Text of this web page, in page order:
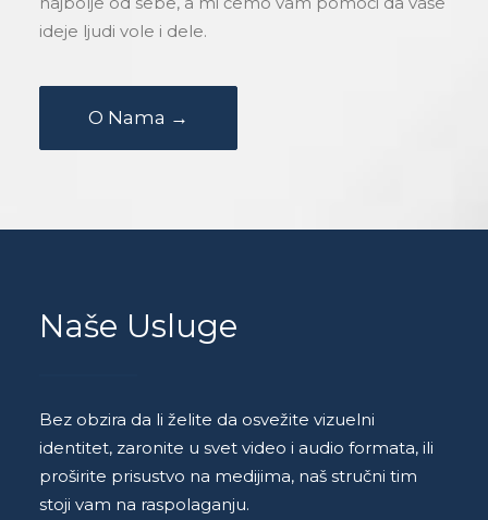
ideje ljudi vole i dele.
O Nama →
Naše Usluge
Bez obzira da li želite da osvežite vizuelni
identitet, zaronite u svet video i audio formata, ili
proširite prisustvo na medijima, naš stručni tim
stoji vam na raspolaganju.